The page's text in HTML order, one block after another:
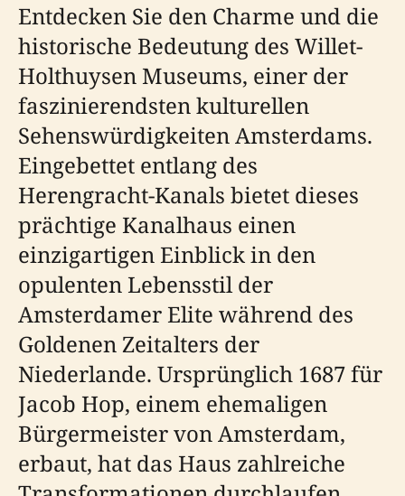
Entdecken Sie den Charme und die
historische Bedeutung des Willet-
Holthuysen Museums, einer der
faszinierendsten kulturellen
Sehenswürdigkeiten Amsterdams.
Eingebettet entlang des
Herengracht-Kanals bietet dieses
prächtige Kanalhaus einen
einzigartigen Einblick in den
opulenten Lebensstil der
Amsterdamer Elite während des
Goldenen Zeitalters der
Niederlande. Ursprünglich 1687 für
Jacob Hop, einem ehemaligen
Bürgermeister von Amsterdam,
erbaut, hat das Haus zahlreiche